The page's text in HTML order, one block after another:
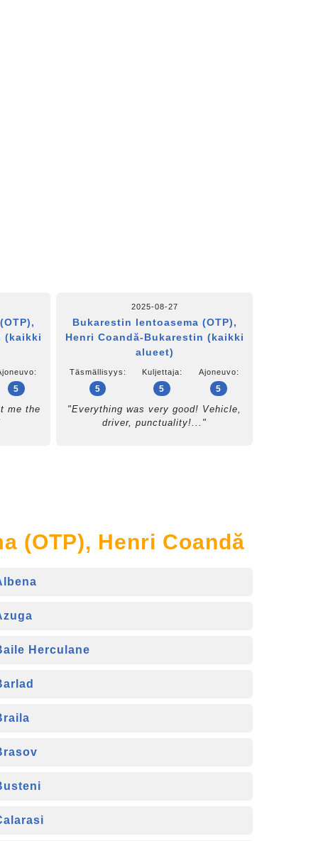
(kaikki
5
me the
2025-08-27
Bukarestin lentoasema (OTP),
Henri Coandă-Bukarestin (kaikki
alueet)
Täsmällisyys:
5
Kuljettaja:
5
Ajoneuvo:
5
"Everything was very good! Vehicle,
driver, punctuality!..."
(OTP), Henri Coandă
Herculane